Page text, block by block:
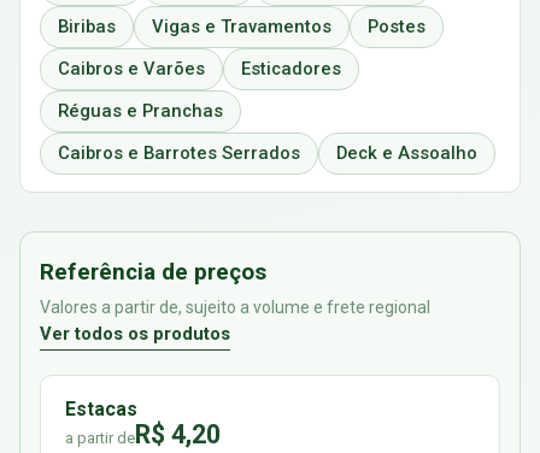
Biribas
Vigas e Travamentos
Postes
Caibros e Varões
Esticadores
Réguas e Pranchas
Caibros e Barrotes Serrados
Deck e Assoalho
Referência de preços
Valores a partir de, sujeito a volume e frete regional
Ver todos os produtos
Estacas
a partir deR$ 4,20